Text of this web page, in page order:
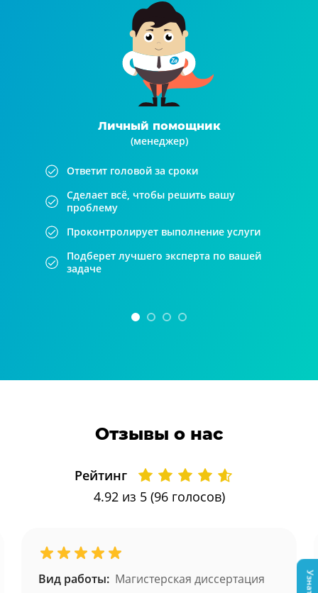
Личный помощник
(менеджер)
Ответит головой за сроки
Сделает всё, чтобы решить вашу
проблему
Проконтролирует выполнение услуги
Подберет лучшего эксперта по вашей
задаче
Отзывы о нас
Рейтинг
4.92из 5 (96 голосов)
Вид работы: Магистерская диссертация